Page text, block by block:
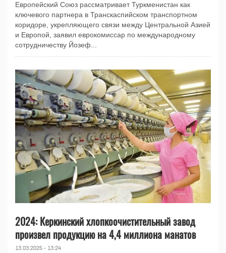
Европейский Союз рассматривает Туркменистан как
ключевого партнера в Транскаспийском транспортном
коридоре, укрепляющего связи между Центральной Азией
и Европой, заявил еврокомиссар по международному
сотрудничеству Йозеф...
2024: Керкинский хлопкоочистительный завод
произвел продукцию на 4,4 миллиона манатов
13.03.2025 - 13:24